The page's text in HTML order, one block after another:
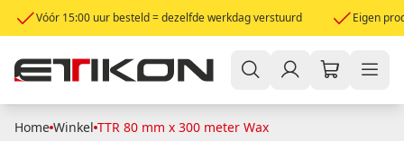
Vóór 15:00 uur besteld = dezelfde werkdag verstuurd Eigen
Home Winkel TTR 80 mm x 300 meter Wax